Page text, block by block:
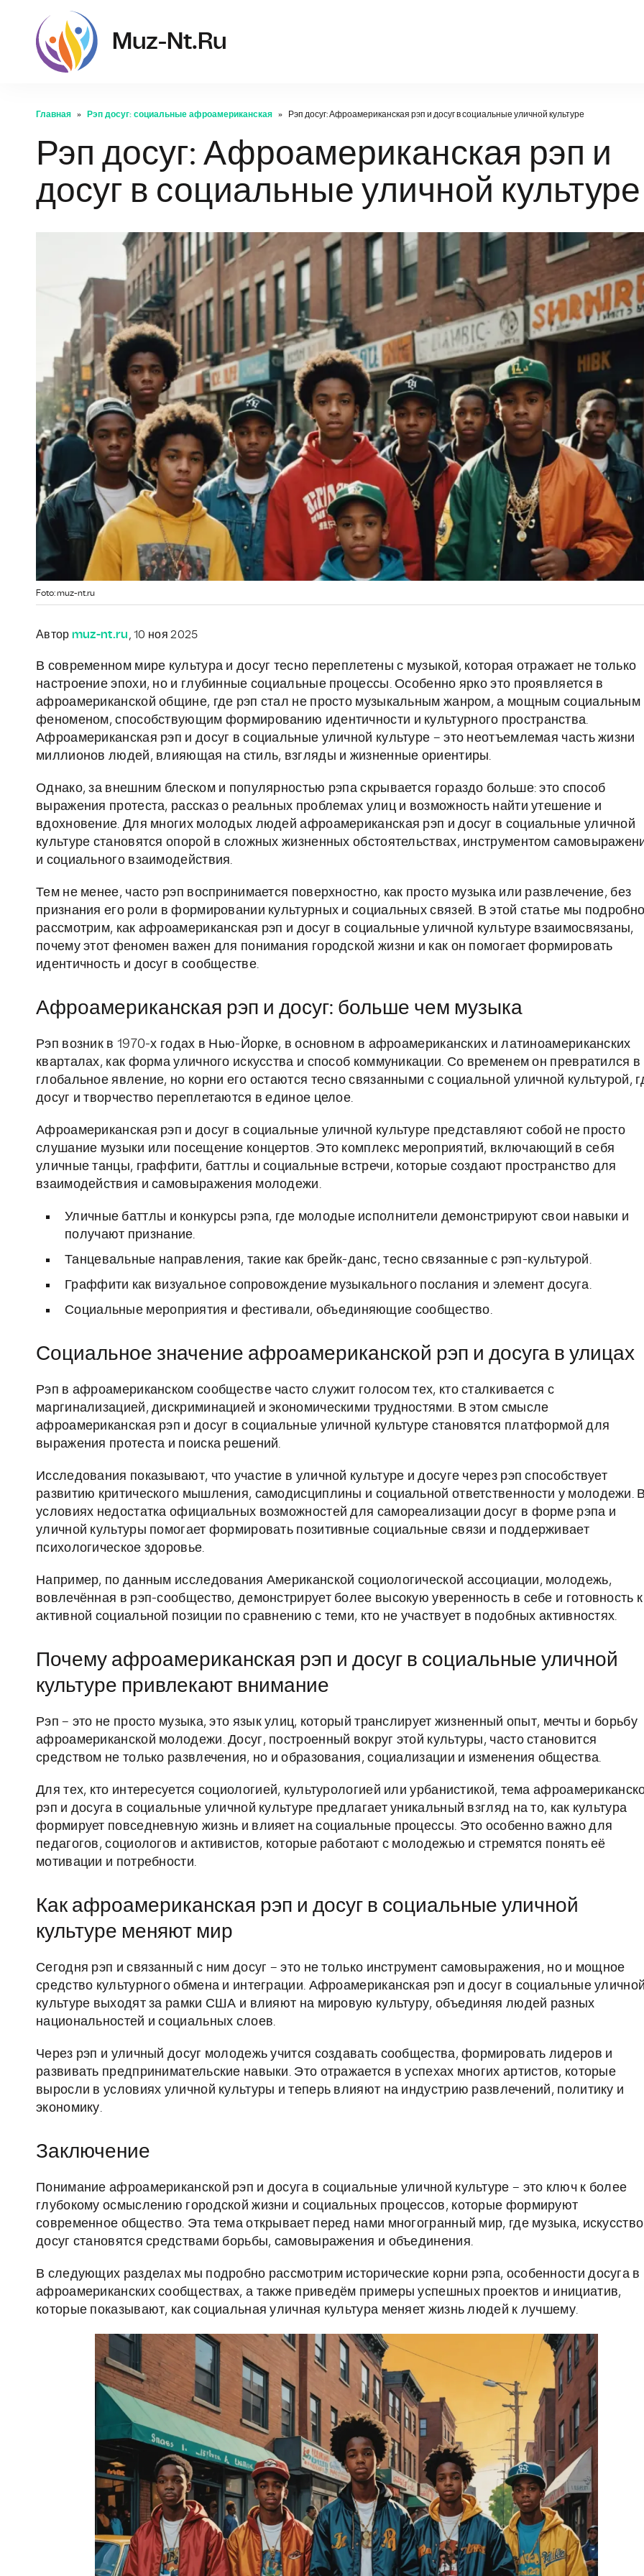
Muz-Nt.ru
Главная Рэп досуг: социальные афроамериканская Рэп досуг: Афроамериканская рэп и досуг в социальные уличной культуре
Рэп досуг: Афроамериканская рэп и
досуг в социальные уличной культуре
Foto: muz-nt.ru
Автор muz-nt.ru, 10 ноя 2025
В современном мире культура и досуг тесно переплетены с музыкой, которая отражает не только
настроение эпохи, но и глубинные социальные процессы. Особенно ярко это проявляется в
афроамериканской общине, где рэп стал не просто музыкальным жанром, а мощным социальным
феноменом, способствующим формированию идентичности и культурного пространства.
Афроамериканская рэп и досуг в социальные уличной культуре – это неотъемлемая часть жизни
миллионов людей, влияющая на стиль, взгляды и жизненные ориентиры.
Однако, за внешним блеском и популярностью рэпа скрывается гораздо больше: это способ
выражения протеста, рассказ о реальных проблемах улиц и возможность найти утешение и
вдохновение. Для многих молодых людей афроамериканская рэп и досуг в социальные уличной
культуре становятся опорой в сложных жизненных обстоятельствах, инструментом
и социального взаимодействия.
Тем не менее, часто рэп воспринимается поверхностно, как просто музыка или развлечение, без
признания его роли в формировании культурных и социальных связей. В этой статье мы
рассмотрим, как афроамериканская рэп и досуг в социальные уличной культуре взаимосвязаны,
почему этот феномен важен для понимания городской жизни и как он помогает формировать
идентичность и досуг в сообществе.
Афроамериканская рэп и досуг: больше чем музыка
Рэп возник в 1970-х годах в Нью-Йорке, в основном в афроамериканских и латиноамериканских
кварталах, как форма уличного искусства и способ коммуникации. Со временем он превратился в
глобальное явление, но корни его остаются тесно связанными с социальной уличной культурой,
досуг и творчество переплетаются в единое целое.
Афроамериканская рэп и досуг в социальные уличной культуре представляют собой не просто
слушание музыки или посещение концертов. Это комплекс мероприятий, включающий в себя
уличные танцы, граффити, баттлы и социальные встречи, которые создают пространство для
взаимодействия и самовыражения молодежи.
Уличные баттлы и конкурсы рэпа, где молодые исполнители демонстрируют свои навыки и
получают признание.
Танцевальные направления, такие как брейк-данс, тесно связанные с рэп-культурой.
Граффити как визуальное сопровождение музыкального послания и элемент досуга.
Социальные мероприятия и фестивали, объединяющие сообщество.
Социальное значение афроамериканской рэп и досуга в улицах
Рэп в афроамериканском сообществе часто служит голосом тех, кто сталкивается с
маргинализацией, дискриминацией и экономическими трудностями. В этом смысле
афроамериканская рэп и досуг в социальные уличной культуре становятся платформой для
выражения протеста и поиска решений.
Исследования показывают, что участие в уличной культуре и досуге через рэп способствует
развитию критического мышления, самодисциплины и социальной ответственности у молодежи.
условиях недостатка официальных возможностей для самореализации досуг в форме рэпа и
уличной культуры помогает формировать позитивные социальные связи и поддерживает
психологическое здоровье.
Например, по данным исследования Американской социологической ассоциации, молодежь,
вовлечённая в рэп-сообщество, демонстрирует более высокую уверенность в себе и готовность к
активной социальной позиции по сравнению с теми, кто не участвует в подобных активностях.
Почему афроамериканская рэп и досуг в социальные уличной
культуре привлекают внимание
Рэп – это не просто музыка, это язык улиц, который транслирует жизненный опыт, мечты и борьбу
афроамериканской молодежи. Досуг, построенный вокруг этой культуры, часто становится
средством не только развлечения, но и образования, социализации и изменения общества.
Для тех, кто интересуется социологией, культурологией или урбанистикой, тема
рэп и досуга в социальные уличной культуре предлагает уникальный взгляд на то, как культура
формирует повседневную жизнь и влияет на социальные процессы. Это особенно важно для
педагогов, социологов и активистов, которые работают с молодежью и стремятся понять её
мотивации и потребности.
Как афроамериканская рэп и досуг в социальные уличной
культуре меняют мир
Сегодня рэп и связанный с ним досуг – это не только инструмент самовыражения, но и мощное
средство культурного обмена и интеграции. Афроамериканская рэп и досуг в социальные
культуре выходят за рамки США и влияют на мировую культуру, объединяя людей разных
национальностей и социальных слоев.
Через рэп и уличный досуг молодежь учится создавать сообщества, формировать лидеров и
развивать предпринимательские навыки. Это отражается в успехах многих артистов, которые
выросли в условиях уличной культуры и теперь влияют на индустрию развлечений, политику и
экономику.
Заключение
Понимание афроамериканской рэп и досуга в социальные уличной культуре – это ключ к более
глубокому осмыслению городской жизни и социальных процессов, которые формируют
современное общество. Эта тема открывает перед нами многогранный мир, где музыка,
досуг становятся средствами борьбы, самовыражения и объединения.
В следующих разделах мы подробно рассмотрим исторические корни рэпа, особенности досуга в
афроамериканских сообществах, а также приведём примеры успешных проектов и инициатив,
которые показывают, как социальная уличная культура меняет жизнь людей к лучшему.